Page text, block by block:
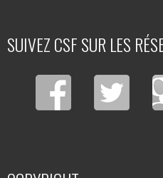
SUIVEZ CSF SUR LES